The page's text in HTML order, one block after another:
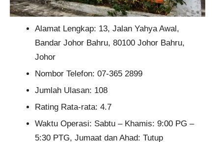
Alamat Lengkap: 13, Jalan Yahya Awal,
Bandar Johor Bahru, 80100 Johor Bahru,
Johor
Nombor Telefon: 07-365 2899
Jumlah Ulasan: 108
Rating Rata-rata: 4.7
Waktu Operasi: Sabtu – Khamis: 9:00 PG –
5:30 PTG, Jumaat dan Ahad: Tutup